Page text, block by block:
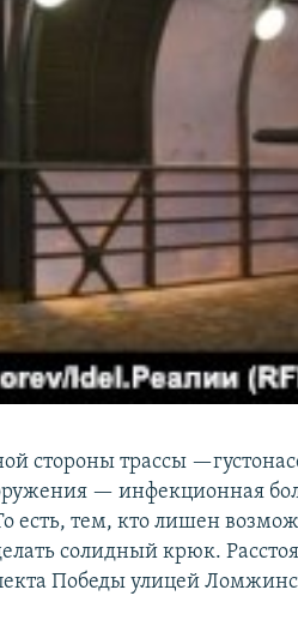
стороны трассы
— инфекционная
есть, тем, кто лишен
солидный крюк.
Победы улицей